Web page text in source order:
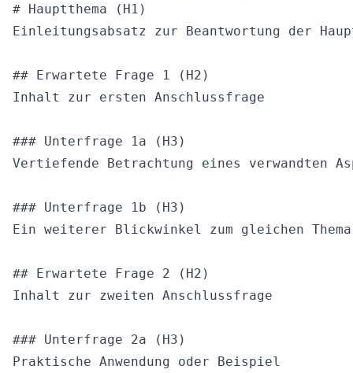
# Hauptthema (H1)
Einleitungsabsatz zur Beantwortung der
## Erwartete Frage 1 (H2)
Inhalt zur ersten Anschlussfrage
### Unterfrage 1a (H3)
Vertiefende Betrachtung eines verwandten
### Unterfrage 1b (H3)
Ein weiterer Blickwinkel zum gleichen Thema
## Erwartete Frage 2 (H2)
Inhalt zur zweiten Anschlussfrage
### Unterfrage 2a (H3)
Praktische Anwendung oder Beispiel